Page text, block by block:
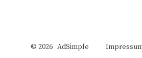
© 2026 AdSimple